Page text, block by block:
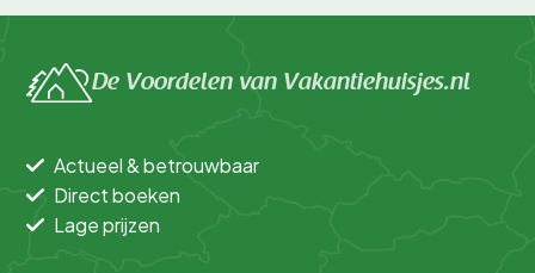
De Voordelen van Vakantiehuisjes.nl
Actueel & betrouwbaar
Direct boeken
Lage prijzen